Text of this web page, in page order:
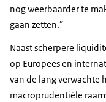
nog weerbaarder te
gaan zetten.”
Naast scherpere
op Europees en
van de lang verwachte
macroprudentiële